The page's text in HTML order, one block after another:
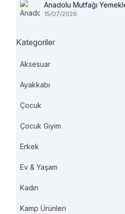
Anadolu Mutfağı
15/07/2026
Kategoriler
Aksesuar
Ayakkabı
Çocuk
Çocuk Giyim
Erkek
Ev & Yaşam
Kadın
Kamp Ürünleri